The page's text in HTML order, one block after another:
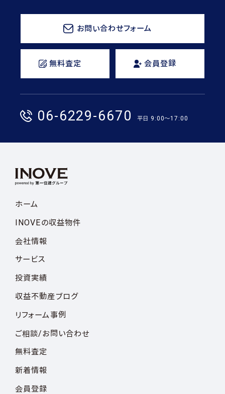
お問い合わせフォーム
無料査定 会員登録
06-6229-6670 平日 9:00〜17:00
ホーム
INOVEの収益物件
会社情報
サービス
投資実績
収益不動産ブログ
リフォーム事例
ご相談/お問い合わせ
無料査定
新着情報
会員登録